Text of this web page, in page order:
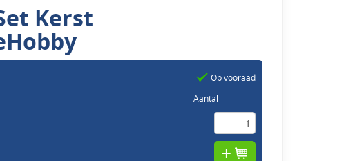
Kerst
Op vooraad
Aantal